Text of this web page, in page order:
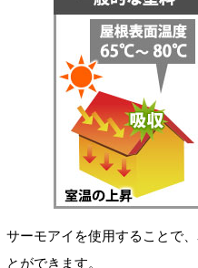
サーモアイを使用することで
とができます。